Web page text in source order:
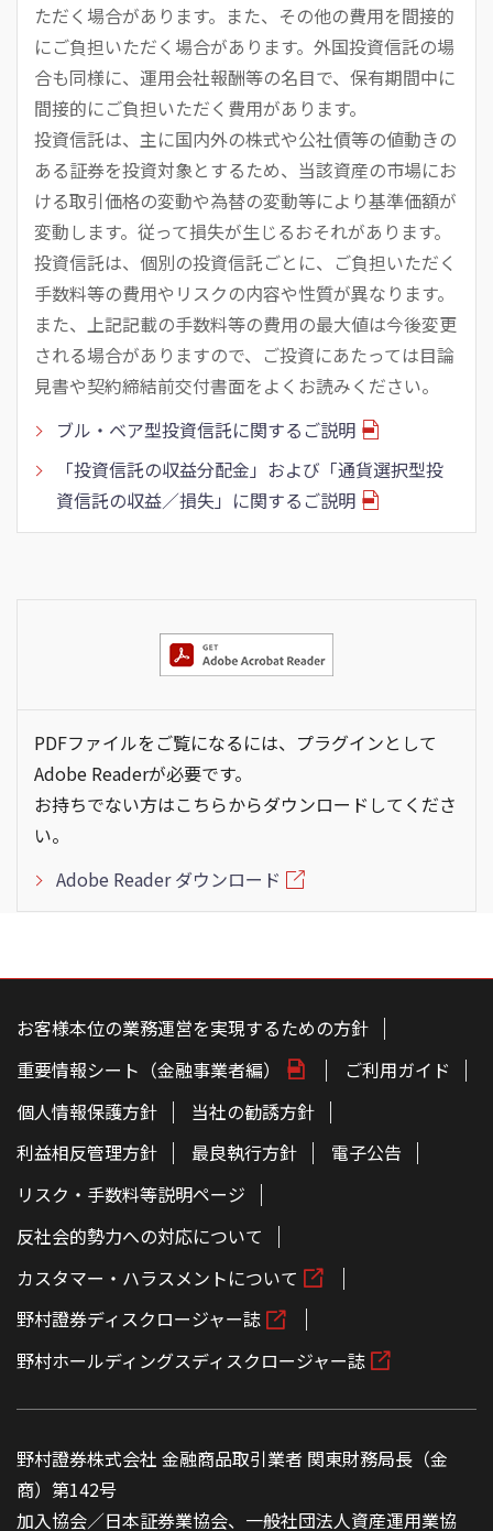
ただく場合があります。また、その他の費用を間接的
にご負担いただく場合があります。外国投資信託の場
合も同様に、運用会社報酬等の名目で、保有期間中に
間接的にご負担いただく費用があります。
投資信託は、主に国内外の株式や公社債等の値動きの
ある証券を投資対象とするため、当該資産の市場にお
ける取引価格の変動や為替の変動等により基準価額が
変動します。従って損失が生じるおそれがあります。
投資信託は、個別の投資信託ごとに、ご負担いただく
手数料等の費用やリスクの内容や性質が異なります。
また、上記記載の手数料等の費用の最大値は今後変更
される場合がありますので、ご投資にあたっては目論
見書や契約締結前交付書面をよくお読みください。
ブル・ベア型投資信託に関するご説明
「投資信託の収益分配金」および「通貨選択型投
資信託の収益／損失」に関するご説明
PDFファイルをご覧になるには、プラグインとして
Adobe Readerが必要です。
お持ちでない方はこちらからダウンロードしてくださ
い。
Adobe Reader ダウンロード
こ
お客様本位の業務運営を実現するための方針
重要情報シート（金融事業者編）
ご利用ガイド
個人情報保護方針
当社の勧誘方針
利益相反管理方針
最良執行方針
電子公告
リスク・手数料等説明ページ
反社会的勢力への対応について
カスタマー・ハラスメントについて
野村證券ディスクロージャー誌
野村ホールディングスディスクロージャー誌
野村證券株式会社 金融商品取引業者 関東財務局長（金
商）第142号
加入協会／日本証券業協会、一般社団法人資産運用業協